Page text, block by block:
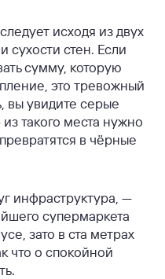
исходя из двух
сухости стен. Если
сумму, которую
это тревожный
вы увидите серые
такого места нужно
в чёрные
инфраструктура, —
супермаркета
зато в ста метрах
что о спокойной